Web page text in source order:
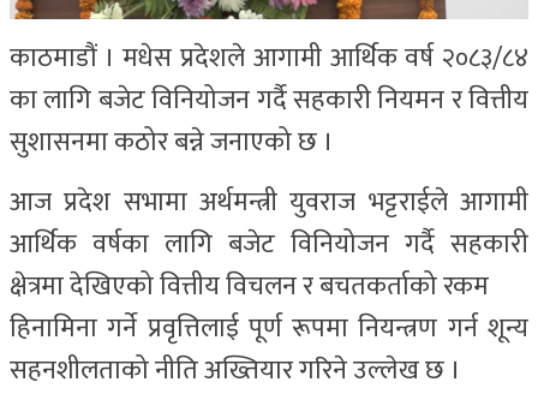
काठमाडौं । मधेस प्रदेशले आगामी आर्थिक वर्ष २०८३/८४
का लागि बजेट विनियोजन गर्दै सहकारी नियमन र वित्तीय
सुशासनमा कठोर बन्ने जनाएको छ ।
आज प्रदेश सभामा अर्थमन्त्री युवराज भट्टराईले आगामी
आर्थिक वर्षका लागि बजेट विनियोजन गर्दै सहकारी
क्षेत्रमा देखिएको वित्तीय विचलन र बचतकर्ताको रकम
हिनामिना गर्ने प्रवृत्तिलाई पूर्ण रूपमा नियन्त्रण गर्न शून्य
सहनशीलताको नीति अख्तियार गरिने उल्लेख छ ।